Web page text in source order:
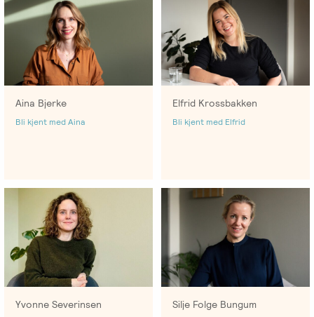
Aina Bjerke
Bli kjent med Aina
Elfrid Krossbakken
Bli kjent med Elfrid
Yvonne Severinsen Silje Folge Bungum